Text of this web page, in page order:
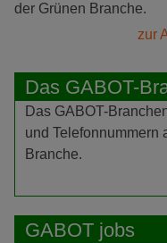
der Grünen Branche.
zur
Das GABOT-
Das GABOT-
und Telefonnummern
Branche.
GABOT jobs